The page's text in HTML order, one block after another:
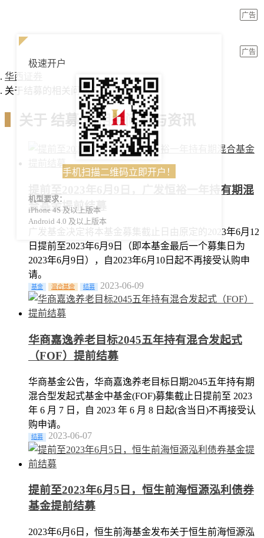
广告
广告
极速开户
手机扫描二维码立即开户！
机型要求：
iPhone 4S 及以上版本
Android 4.0 及以上版本
华西证券
关于结募的相关问答与资讯
关于 结募 的相关问答与资讯
提前至2023年6月9日，广发恒裕一年持有期混
合基金提前结募
广发基金决定将本基金募集截止日由原定的2023年6月12
日提前至2023年6月9日（即本基金最后一个募集日为
2023年6月9日），自2023年6月10日起不再接受认购申
请。
基金 混合基金 结募 2023-06-09
华商嘉逸养老目标2045五年持有混合发起式
（FOF）提前结募
华商基金公告，华商嘉逸养老目标日期2045五年持有期
混合型发起式基金中基金(FOF)募集截止日提前至 2023
年 6 月 7 日，自 2023 年 6 月 8 日起(含当日)不再接受认
购申请。
结募 2023-06-07
提前至2023年6月5日，恒生前海恒源泓利债券
基金提前结募
2023年6月6日，恒生前海基金发布关于恒生前海恒源泓